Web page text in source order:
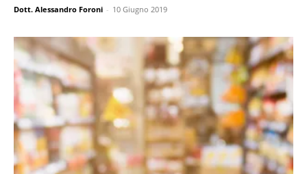
Dott. Alessandro Foroni - 10 Giugno 2019